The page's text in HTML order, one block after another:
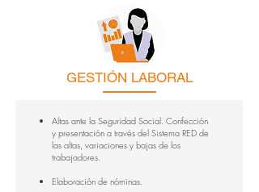
GESTIÓN LABORAL
Altas ante la Seguridad Social. Confección
y presentación a través del Sistema RED de
las altas, variaciones y bajas de los
trabajadores.
Elaboración de nóminas.